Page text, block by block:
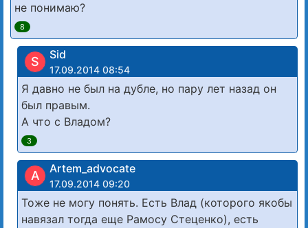
не понимаю?
8
S Sid
17.09.2014 08:54
Я давно не был на дубле, но пару лет назад он
был правым.
А что с Владом?
3
A Artem_advocate
17.09.2014 09:20
Тоже не могу понять. Есть Влад (которого якобы
навязал тогда еще Рамосу Стеценко), есть